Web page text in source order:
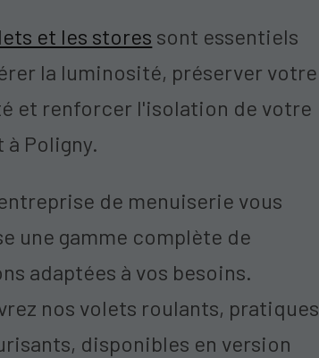
et les stores sont essentiels
la luminosité, préserver votre
et renforcer l'isolation de votre
à Poligny.
de menuiserie vous
une gamme complète de
adaptées à vos besoins.
nos volets roulants, pratiques
disponibles en version